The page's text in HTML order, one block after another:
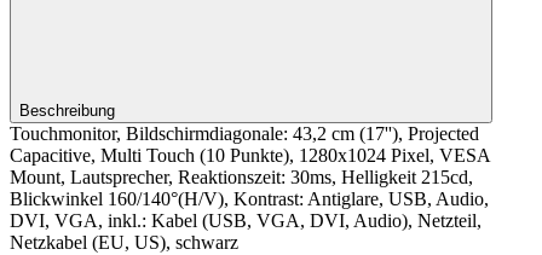
Beschreibung
Touchmonitor, Bildschirmdiagonale: 43,2 cm (17''), Projected
Capacitive, Multi Touch (10 Punkte), 1280x1024 Pixel, VESA
Mount, Lautsprecher, Reaktionszeit: 30ms, Helligkeit 215cd,
Blickwinkel 160/140°(H/V), Kontrast: Antiglare, USB, Audio,
DVI, VGA, inkl.: Kabel (USB, VGA, DVI, Audio), Netzteil,
Netzkabel (EU, US), schwarz